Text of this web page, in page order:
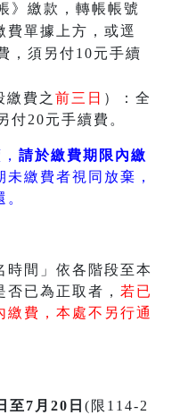
》繳款，轉帳帳號
費單據上方，或逕
，須另付10元手續
繳費之 前三日 ）：全
付20元手續費。
請於繳費期限內繳
未繳費者視同放棄，
間」依各階段至本
已為正取者， 若已
繳費，本處不另行通
至7月20日 (限114-2